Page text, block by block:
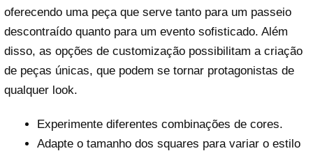
oferecendo uma peça que serve tanto para um passeio
descontraído quanto para um evento sofisticado. Além
disso, as opções de customização possibilitam a criação
de peças únicas, que podem se tornar protagonistas de
qualquer look.
Experimente diferentes combinações de cores.
Adapte o tamanho dos squares para variar o estilo